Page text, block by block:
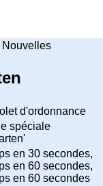
Nouvelles
d'ordonnance
spéciale
en 30 secondes,
en 60 secondes,
en 60 secondes